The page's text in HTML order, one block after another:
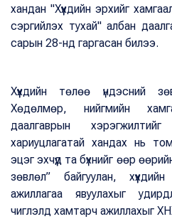
хандан "Хүүхдийн эрхийг
сэргийлэх тухай" албан
сарын 28-нд гаргасан билээ.
Хүүхдийн төлөө үндэсний
Хөдөлмөр, нийгмийн
даалгаврын
хариуцлагатай хандах нь
эцэг эхчүүд та бүхнийг өөр
зөвлөл” байгуулан,
ажиллагаа явуулахыг
чиглэлд хамтарч ажиллахыг